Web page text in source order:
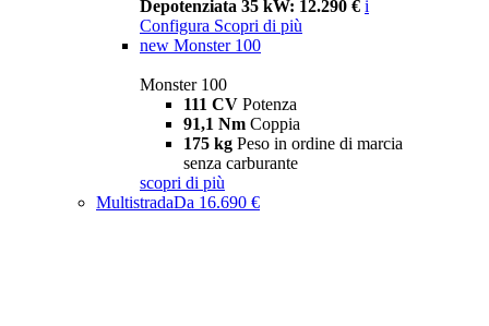
Depotenziata 35 kW: 12.290 € i
Configura Scopri di più
new Monster 100
Monster 100
111 CV Potenza
91,1 Nm Coppia
175 kg Peso in ordine di marcia
senza carburante
scopri di più
MultistradaDa 16.690 €